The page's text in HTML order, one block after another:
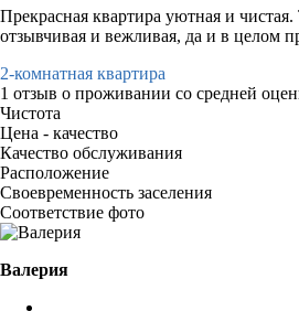
Прекрасная квартира уютная и
отзывчивая и вежливая, да и в целом
2-комнатная квартира
1 отзыв о проживании со средней
Чистота
Цена - качество
Качество обслуживания
Расположение
Своевременность заселения
Соответствие фото
Валерия